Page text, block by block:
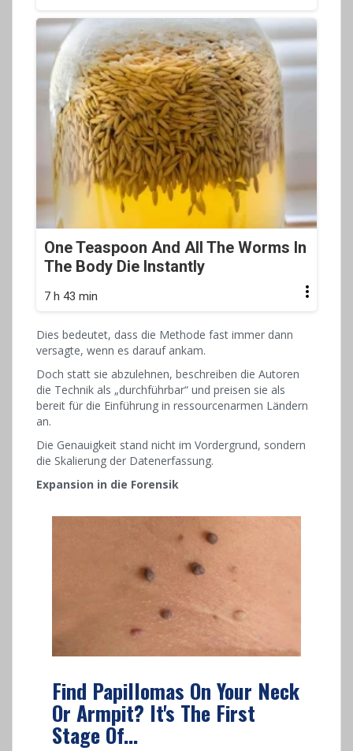
One Teaspoon And All The Worms In
The Body Die Instantly
7 h 43 min
Dies bedeutet, dass die Methode fast immer dann
versagte, wenn es darauf ankam.
Doch statt sie abzulehnen, beschreiben die Autoren
die Technik als „durchführbar“ und preisen sie als
bereit für die Einführung in ressourcenarmen Ländern
an.
Die Genauigkeit stand nicht im Vordergrund, sondern
die Skalierung der Datenerfassung.
Expansion in die Forensik
Find Papillomas On Your Neck
Or Armpit? It's The First
Stage Of...